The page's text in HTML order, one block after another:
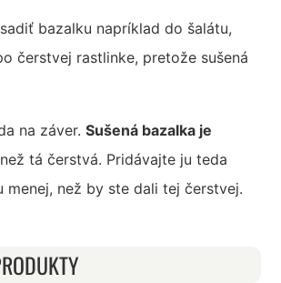
bazalku napríklad do šalátu,
čerstvej rastlinke, pretože sušená
na záver.Sušená bazalka je
tá čerstvá. Pridávajte ju teda
menej, než by ste dali tej čerstvej.